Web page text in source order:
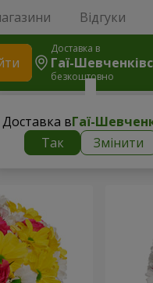
Відгуки
Доставка в
безкоштовно
Доставка в
Так
Змінити